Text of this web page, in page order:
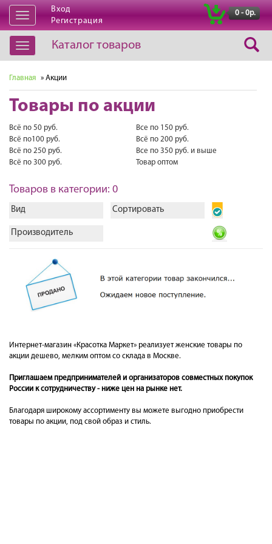
Открыть
навигацию
Вход
Регистрация
0 - 0р.
Открыть
навигацию
Каталог товаров
Главная » Акции
Товары по акции
Всё по 50 руб.
Все по 150 руб.
Всё по100 руб.
Всё по 200 руб.
Всё по 250 руб.
Все по 350 руб. и выше
Всё по 300 руб.
Товар оптом
Товаров в категории: 0
Вид Сортировать
Производитель
Интернет-магазин «Красотка Маркет» реализует женские товары по
акции дешево, мелким оптом со склада в Москве.
Приглашаем предпринимателей и организаторов совместных покупок
России к сотрудничеству - ниже цен на рынке нет.
Благодаря широкому ассортименту вы можете выгодно приобрести
товары по акции, под свой образ и стиль.